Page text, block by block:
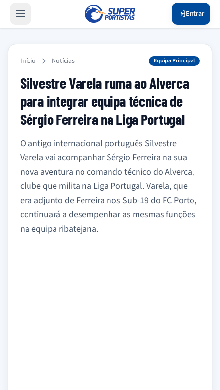
Entrar
Início Notícias Equipa Principal
Silvestre Varela ruma ao Alverca
para integrar equipa técnica de
Sérgio Ferreira na Liga Portugal
O antigo internacional português Silvestre
Varela vai acompanhar Sérgio Ferreira na sua
nova aventura no comando técnico do Alverca,
clube que milita na Liga Portugal. Varela, que
era adjunto de Ferreira nos Sub-19 do FC Porto,
continuará a desempenhar as mesmas funções
na equipa ribatejana.